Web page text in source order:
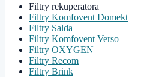
Filtry rekuperatora
Filtry Komfovent Domekt
Filtry Salda
Filtry Komfovent Verso
Filtry OXYGEN
Filtry Recom
Filtry Brink